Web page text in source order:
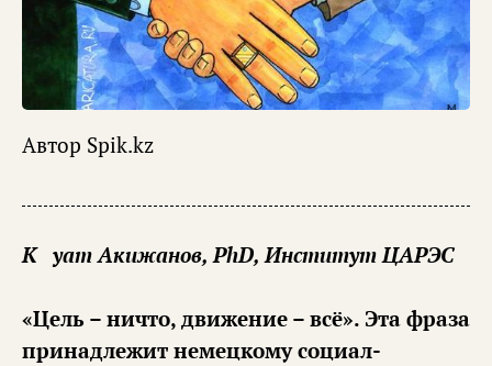
Автор Spik.kz
Куат Акижанов, PhD, Институт ЦАРЭС
«Цель – ничто, движение – всё». Эта фраза
принадлежит немецкому социал-